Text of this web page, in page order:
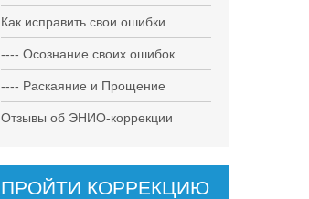
Как исправить свои ошибки
---- Осознание своих ошибок
---- Раскаяние и Прощение
Отзывы об ЭНИО-коррекции
ПРОЙТИ КОРРЕКЦИЮ